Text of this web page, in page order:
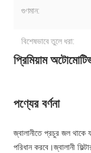
গুণমান:
বিশেষভাবে তুলে ধরা:
প্রিমিয়াম
পণ্যের বর্ণনা
জ্বালানীতে প্রচুর জল থাকে
পরিধান করবে।জ্বালানী